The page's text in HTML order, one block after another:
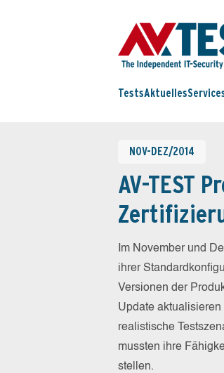
TestsAktuelles
NOV-DEZ/2014
AV-TEST
Im November und
ihrer
Versionen der
Update aktualisieren
realistische
mussten ihre
stellen.